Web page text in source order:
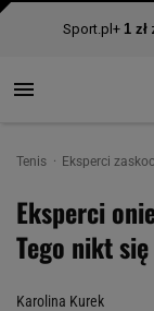
Tenis Eksperci
Eksperci
Tego nikt
Karolina Kurek